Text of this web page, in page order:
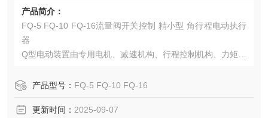
产品简介：
FQ-5 FQ-10 FQ-16流量阀开关控制 精小型 角行程电动执行
器
Q型电动装置由专用电机、减速机构、行程控制机构、力矩控
成。产品型号： FQ-5 FQ-10 FQ-16
更新时间： 2025-09-07